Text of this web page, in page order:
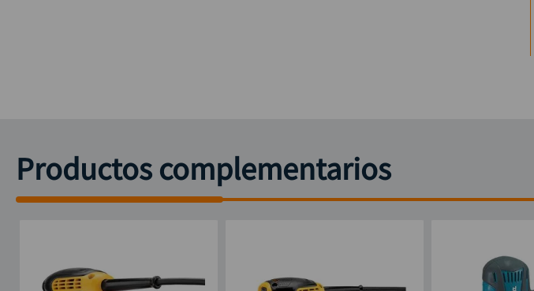
Productos complementarios